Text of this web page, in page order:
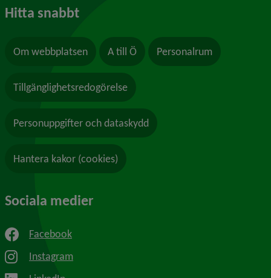
Hitta snabbt
Om webbplatsen A till Ö Personalrum
Tillgänglighetsredogörelse
Personuppgifter och dataskydd
Hantera kakor (cookies)
Sociala medier
Facebook
Instagram